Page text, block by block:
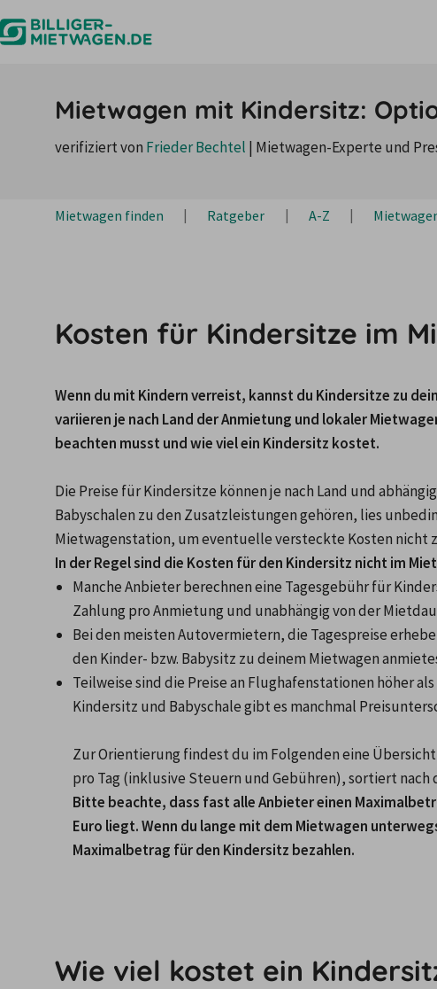
Mietwagen mit Kindersitz:
verifiziert von Frieder Bechtel | Mietwagen-Experte und
Mietwagen finden Ratgeber A-Z
Kosten für Kindersitze im
Wenn du mit Kindern verreist, kannst du Kindersitze zu
variieren je nach Land der Anmietung und lokaler
Die Preise für Kindersitze können je nach Land und
Babyschalen zu den Zusatzleistungen gehören, lies
Mietwagenstation, um eventuelle versteckte Kosten nicht
In der Regel sind die Kosten für den Kindersitz nicht im
Manche Anbieter berechnen eine Tagesgebühr für
Zahlung pro Anmietung und unabhängig von der
Bei den meisten Autovermietern, die Tagespreise
den Kinder- bzw. Babysitz zu deinem Mietwagen
Teilweise sind die Preise an Flughafenstationen höher
Kindersitz und Babyschale gibt es manchmal
Zur Orientierung findest du im Folgenden eine
Bitte beachte, dass fast alle Anbieter einen
Euro liegt. Wenn du lange mit dem Mietwagen
Maximalbetrag für den Kindersitz bezahlen.
Wie viel kostet ein